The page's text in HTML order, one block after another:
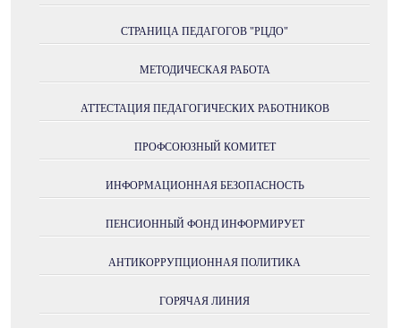
СТРАНИЦА ПЕДАГОГОВ "РЦДО"
МЕТОДИЧЕСКАЯ РАБОТА
АТТЕСТАЦИЯ ПЕДАГОГИЧЕСКИХ РАБОТНИКОВ
ПРОФСОЮЗНЫЙ КОМИТЕТ
ИНФОРМАЦИОННАЯ БЕЗОПАСНОСТЬ
ПЕНСИОННЫЙ ФОНД ИНФОРМИРУЕТ
АНТИКОРРУПЦИОННАЯ ПОЛИТИКА
ГОРЯЧАЯ ЛИНИЯ